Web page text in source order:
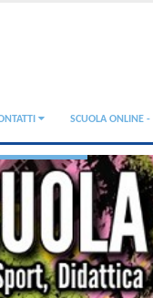
SCUOLA ONLINE -